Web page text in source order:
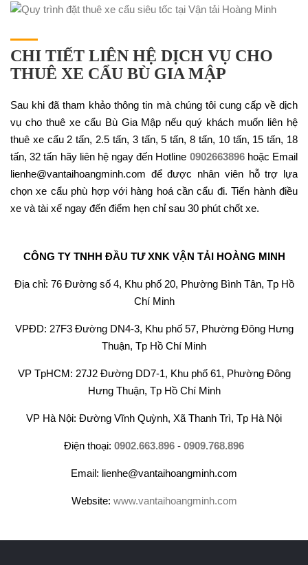
CHI TIẾT LIÊN HỆ DỊCH VỤ CHO
THUÊ XE CẨU BÙ GIA MẬP
Sau khi đã tham khảo thông tin mà chúng tôi cung cấp về dịch
vụ cho thuê xe cẩu Bù Gia Mập nếu quý khách muốn liên hệ
thuê xe cẩu 2 tấn, 2.5 tấn, 3 tấn, 5 tấn, 8 tấn, 10 tấn, 15 tấn, 18
tấn, 32 tấn hãy liên hệ ngay đến Hotline 0902663896 hoặc Email
lienhe@vantaihoangminh.com để được nhân viên hỗ trợ lựa
chọn xe cẩu phù hợp với hàng hoá cần cẩu đi. Tiến hành điều
xe và tài xế ngay đến điểm hẹn chỉ sau 30 phút chốt xe.
CÔNG TY TNHH ĐẦU TƯ XNK VẬN TẢI HOÀNG MINH
Địa chỉ: 76 Đường số 4, Khu phố 20, Phường Bình Tân, Tp Hồ
Chí Minh
VPĐD: 27F3 Đường DN4-3, Khu phố 57, Phường Đông Hưng
Thuận, Tp Hồ Chí Minh
VP TpHCM: 27J2 Đường DD7-1, Khu phố 61, Phường Đông
Hưng Thuận, Tp Hồ Chí Minh
VP Hà Nội: Đường Vĩnh Quỳnh, Xã Thanh Trì, Tp Hà Nội
Điện thoại: 0902.663.896 - 0909.768.896
Email: lienhe@vantaihoangminh.com
Website: www.vantaihoangminh.com